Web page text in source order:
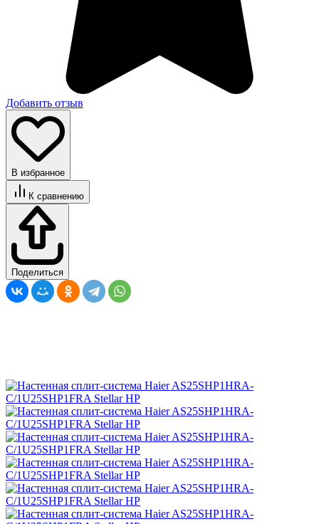
Добавить отзыв
В избранное
К сравнению
Поделиться